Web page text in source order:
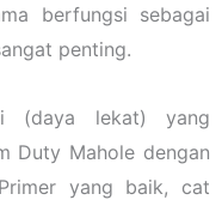
berfungsi sebagai
penting.
(daya lekat) yang
Duty Mahole dengan
yang baik, cat